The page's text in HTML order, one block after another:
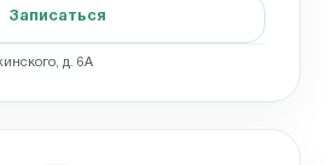
Записаться
д. 6А